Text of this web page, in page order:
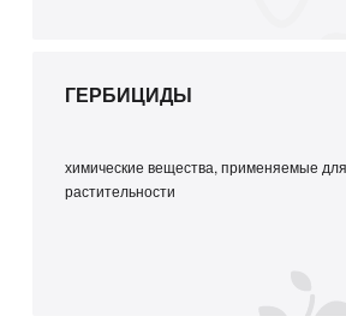
ГЕРБИЦИДЫ
химические вещества, применяемые
растительности